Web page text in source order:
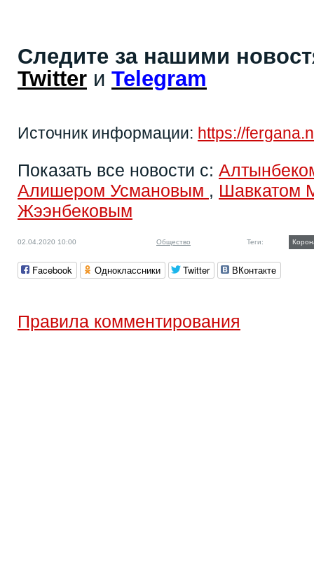
Следите за нашими
Twitter и Telegram
Источник информации: https://
Показать все новости с:
Алишером Усмановым , Шавкатом
Жээнбековым
02.04.2020 10:00 Общество Теги:
Facebook Одноклассники Twitter ВКонтакте
Правила комментирования